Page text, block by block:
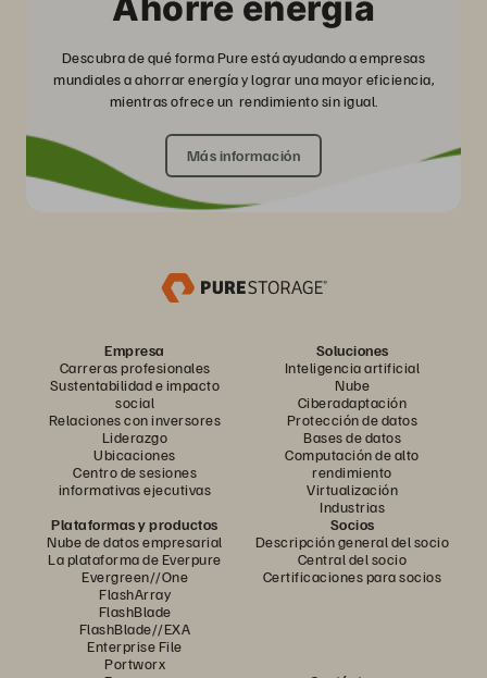
Descubra de qué forma Pure está ayudando a empresas
mundiales a ahorrar energía y lograr una mayor eficiencia,
mientras ofrece un rendimiento sin igual.
Más información
Empresa
Carreras profesionales
Sustentabilidad e impacto
social
Relaciones con inversores
Liderazgo
Ubicaciones
Centro de sesiones
informativas ejecutivas
Soluciones
Inteligencia artificial
Nube
Ciberadaptación
Protección de datos
Bases de datos
Computación de alto
rendimiento
Virtualización
Industrias
Plataformas y productos
Nube de datos empresarial
La plataforma de Everpure
Evergreen//One
FlashArray
FlashBlade
FlashBlade//EXA
Enterprise File
Portworx
Socios
Descripción general del socio
Central del socio
Certificaciones para socios